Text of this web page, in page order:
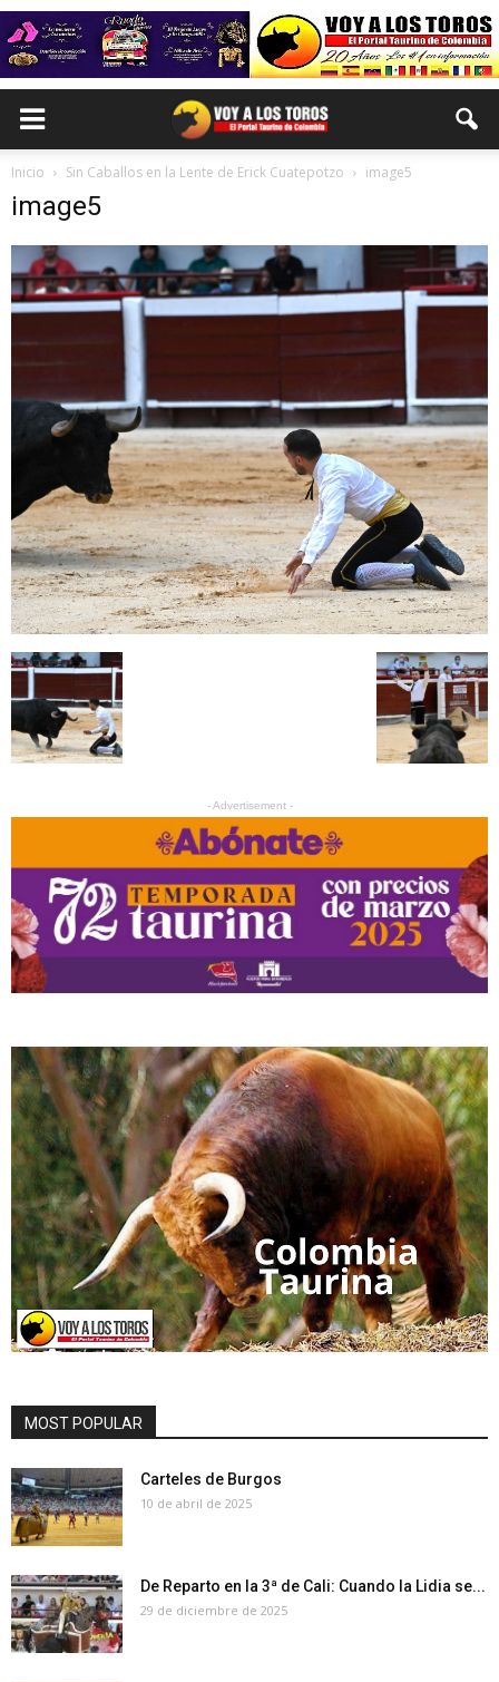
Inicio Sin Caballos en la Lente de Erick Cuatepotzo image5
image5
- Advertisement -
MOST POPULAR
Carteles de Burgos
10 de abril de 2025
De Reparto en la 3ª de Cali: Cuando la Lidia se...
29 de diciembre de 2025